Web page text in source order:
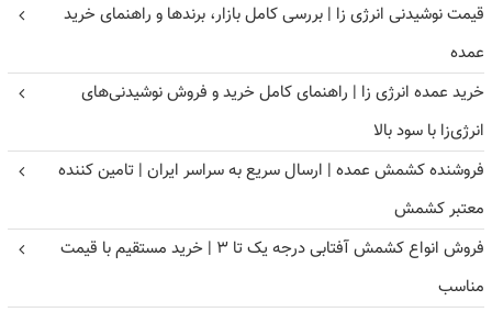
قیمت نوشیدنی انرژی زا | بررسی کامل بازار، برندها و راهنمای خرید
عمده
خرید عمده انرژی زا | راهنمای کامل خرید و فروش نوشیدنی‌های
انرژی‌زا با سود بالا
فروشنده کشمش عمده | ارسال سریع به سراسر ایران | تامین کننده
معتبر کشمش
فروش انواع کشمش آفتابی درجه یک تا ۳ | خرید مستقیم با قیمت
مناسب